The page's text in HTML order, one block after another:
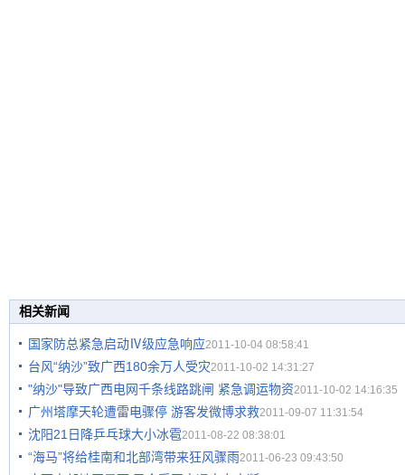
相关新闻
国家防总紧急启动Ⅳ级应急响应2011-10-04 08:58:41
台风“纳沙”致广西180余万人受灾2011-10-02 14:31:27
"纳沙"导致广西电网千条线路跳闸 紧急调运物资2011-10-02 14:16:35
广州塔摩天轮遭雷电骤停 游客发微博求救2011-09-07 11:31:54
沈阳21日降乒乓球大小冰雹2011-08-22 08:38:01
“海马”将给桂南和北部湾带来狂风骤雨2011-06-23 09:43:50